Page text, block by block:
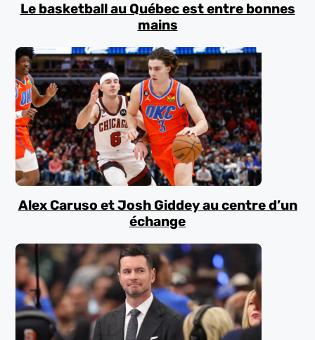
Le basketball au Québec est entre bonnes
mains
Alex Caruso et Josh Giddey au centre d’un
échange